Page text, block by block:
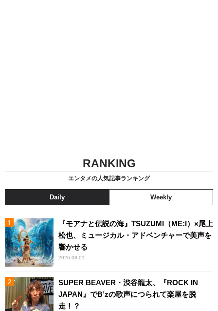
RANKING
エンタメの人気記事ランキング
Daily Weekly
『モアナと伝説の海』TSUZUMI（ME:I）×尾上
松也、ミュージカル・アドベンチャーで美声を
響かせる
2026.08.01
SUPER BEAVER・渋谷龍太、『ROCK IN
JAPAN』でB’zの歌声につられて楽屋を脱
走！？